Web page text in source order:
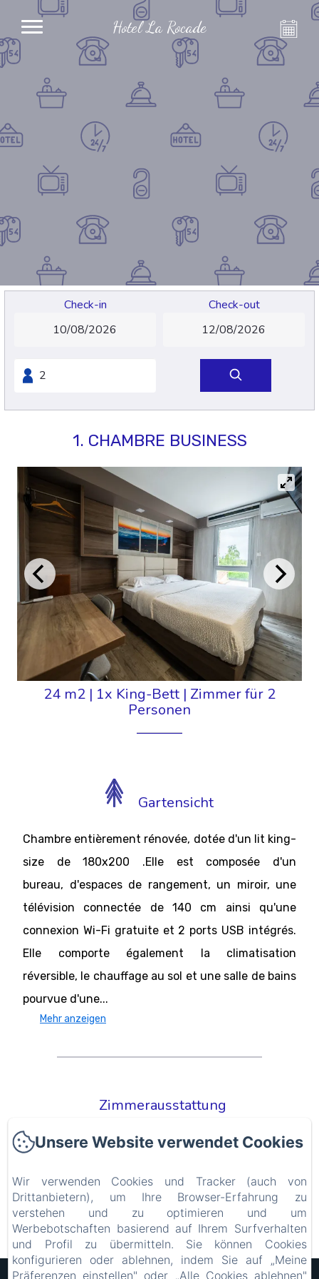
Hotel La Rocade
Check-in Check-out
1. CHAMBRE BUSINESS
24 m2 | 1x King-Bett | Zimmer für 2
Personen
Gartensicht
Chambre entièrement rénovée, dotée d'un lit king-
size de 180x200 .Elle est composée d'un
bureau, d'espaces de rangement, un miroir, une
télévision connectée de 140 cm ainsi qu'une
connexion Wi-Fi gratuite et 2 ports USB intégrés.
Elle comporte également la climatisation
réversible, le chauffage au sol et une salle de bains
pourvue d'une...
Mehr anzeigen
Zimmerausstattung
Wifi
Kleiderständer
Klimaanlage
Schreibtisch
Adapter
Alle Annehmlichkeiten anzeigen
Unsere Website verwendet Cookies
Wir verwenden Cookies und Tracker (auch von
Drittanbietern), um Ihre Browser-Erfahrung zu
verstehen und zu optimieren und um
Werbebotschaften basierend auf Ihrem Surfverhalten
und Profil zu übermitteln. Sie können Cookies
konfigurieren oder ablehnen, indem Sie auf „Meine
Präferenzen einstellen" oder „Alle Cookies ablehnen"